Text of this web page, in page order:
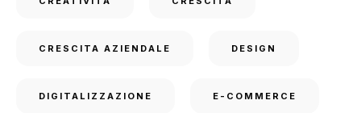
CRESCITA AZIENDALE DESIGN
DIGITALIZZAZIONE E-COMMERCE